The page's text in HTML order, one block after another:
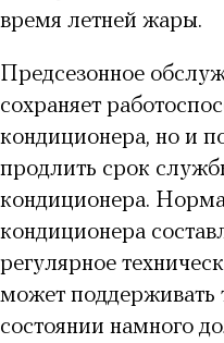
время летней жары.
Предсезонное
сохраняет
кондиционера, но и
продлить срок
кондиционера.
кондиционера
регулярное
может поддерживать
состоянии намного